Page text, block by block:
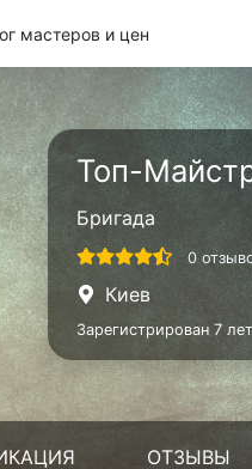
мастеров и цен
Топ-
Бригада
0
Киев
Зарегистрирован 7
ОТЗЫВЫ